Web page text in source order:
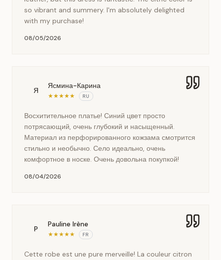
so vibrant and summery. I'm absolutely delighted
with my purchase!
08/05/2026
Я
Ясмина-Карина
★★★★★ RU
Восхитительное платье! Синий цвет просто
потрясающий, очень глубокий и насыщенный.
Материал из перфорированного кожзама смотрится
стильно и необычно. Село идеально, очень
комфортное в носке. Очень довольна покупкой!
08/04/2026
P
Pauline Irène
★★★★★ FR
Cette robe est une pure merveille! La couleur citron